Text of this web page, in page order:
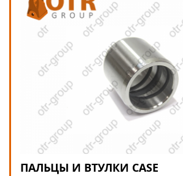
ПАЛЬЦЫ И ВТУЛКИ CASE